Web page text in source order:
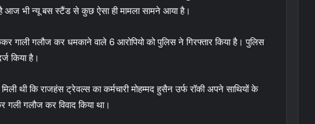
भी न्यू बस स्टैंड से कुछ ऐसा ही मामला सामने आया है।
गाली गलौज कर धमकाने वाले 6 आरोपियो को पुलिस ने गिरफ्तार किया है। पुलिस
किया है।
थी कि राजहंस ट्रेवल्स का कर्मचारी मोहम्मद हुसैन उर्फ रॉकी अपने साथियों के
गलौज कर विवाद किया था।